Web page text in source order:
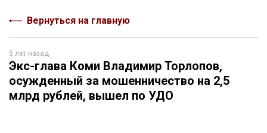
Вернуться на главную
5 лет назад
Экс-глава Коми Владимир Торлопов,
осужденный за мошенничество на 2,5
млрд рублей, вышел по УДО